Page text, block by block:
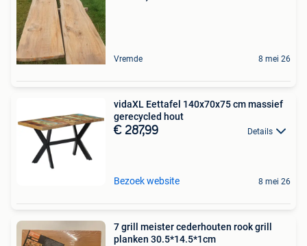
Vremde 8 mei 26
vidaXL Eettafel 140x70x75 cm massief
gerecycled hout
€ 287,99 Details
Bezoek website 8 mei 26
7 grill meister cederhouten rook grill
planken 30.5*14.5*1cm